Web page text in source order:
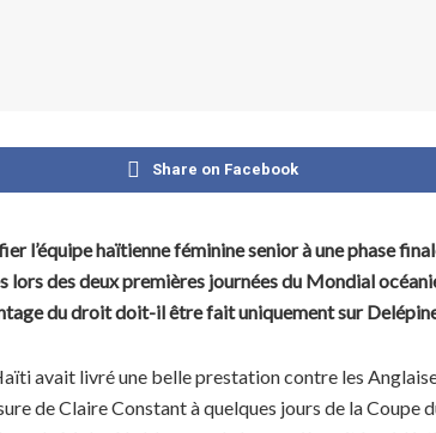
Share on Facebook
l’équipe haïtienne féminine senior à une phase
lors des deux premières journées du Mondial
du droit doit-il être fait uniquement sur
avait livré une belle prestation contre les
de Claire Constant à quelques jours de la